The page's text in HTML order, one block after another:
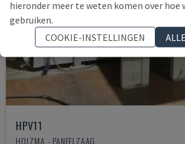
HPV11
HOLZMA - PANEELZAAG
hieronder meer te weten komen over hoe
gebruiken.
COOKIE-INSTELLINGEN